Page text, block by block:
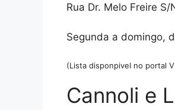
Rua Dr. Melo Freire S/
Segunda a domingo,
(Lista disponpivel no portal
Cannoli e